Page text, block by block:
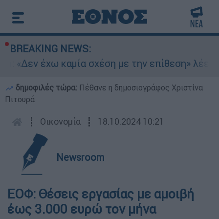
BREAKING NEWS:
«Δεν έχω καμία σχέση με την επίθεση» λέει
δημοφιλές τώρα: Πέθανε η δημοσιογράφος Χριστίνα
Πιτουρά
┋ Οικονομία ┋ 18.10.2024 10:21
Newsroom
ΕΟΦ: Θέσεις εργασίας με αμοιβή
έως 3.000 ευρώ τον μήνα